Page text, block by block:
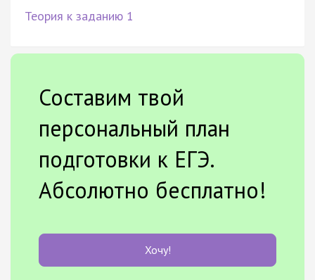
Теория к заданию 1
Составим твой
персональный план
подготовки к ЕГЭ.
Абсолютно бесплатно!
Хочу!